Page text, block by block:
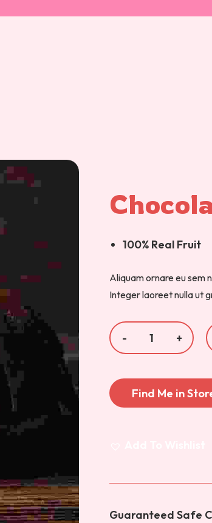
100% Real Fruit
Aliquam ornare eu sem
Integer laoreet nulla ut
Find Me in
Guaranteed Safe